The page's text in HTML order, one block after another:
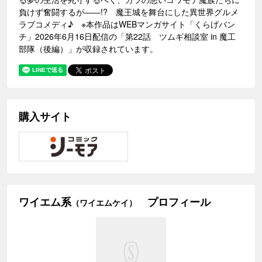
負けず奮闘するが――!? 魔王城を舞台にした異世界グルメ
ラブコメディ♪ ※本作品はWEBマンガサイト「くらげバン
チ」2026年6月16日配信の「第22話 ツムギ相談室 in 魔工
部隊（後編）」が収録されています。
購入サイト
ワイエム系（ワイエムケイ） プロフィール